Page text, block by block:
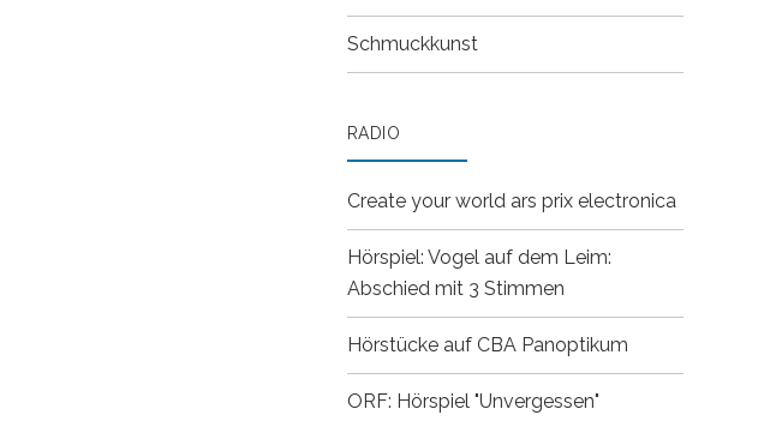
Schmuckkunst
RADIO
Create your world ars prix electronica
Hörspiel: Vogel auf dem Leim:
Abschied mit 3 Stimmen
Hörstücke auf CBA Panoptikum
ORF: Hörspiel "Unvergessen"